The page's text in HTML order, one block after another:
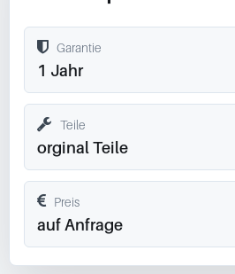
Garantie
1 Jahr
Teile
orginal Teile
Preis
auf Anfrage